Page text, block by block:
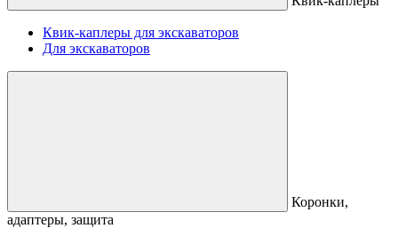
Квик-каплеры для экскаваторов
Для экскаваторов
Коронки,
адаптеры, защита